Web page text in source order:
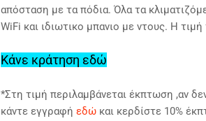
απόσταση με τα πόδια. Όλα τα
WiFi και ιδιωτικο μπανιο με ντους. Η
Κάνε κράτηση εδώ
*Στη τιμή περιλαμβάνεται έκπτωση ,αν
κάντε εγγραφή εδώκαι κερδίστε 10%